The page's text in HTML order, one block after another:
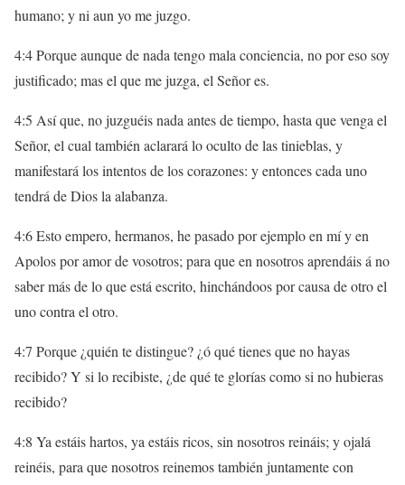
humano; y ni aun yo me juzgo.
4:4 Porque aunque de nada tengo mala conciencia, no por eso soy
justificado; mas el que me juzga, el Señor es.
4:5 Así que, no juzguéis nada antes de tiempo, hasta que venga el
Señor, el cual también aclarará lo oculto de las tinieblas, y
manifestará los intentos de los corazones: y entonces cada uno
tendrá de Dios la alabanza.
4:6 Esto empero, hermanos, he pasado por ejemplo en mí y en
Apolos por amor de vosotros; para que en nosotros aprendáis á no
saber más de lo que está escrito, hinchándoos por causa de otro el
uno contra el otro.
4:7 Porque ¿quién te distingue? ¿ó qué tienes que no hayas
recibido? Y si lo recibiste, ¿de qué te glorías como si no hubieras
recibido?
4:8 Ya estáis hartos, ya estáis ricos, sin nosotros reináis; y ojalá
reinéis, para que nosotros reinemos también juntamente con